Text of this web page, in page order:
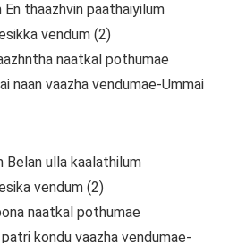
En thaazhvin paathaiyilum
vendum (2)
naatkal pothumae
naan vaazha vendumae-Ummai
Belan ulla kaalathilum
vendum (2)
naatkal pothumae
kondu vaazha vendumae-